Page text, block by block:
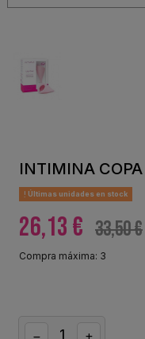
INTIMINA
Últimas unidades en stock
26,13 € 33,50 €
Compra máxima: 3